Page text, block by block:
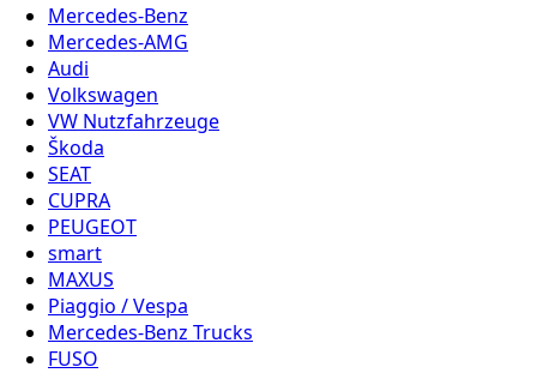
Mercedes-Benz
Mercedes-AMG
Audi
Volkswagen
VW Nutzfahrzeuge
Škoda
SEAT
CUPRA
PEUGEOT
smart
MAXUS
Piaggio / Vespa
Mercedes-Benz Trucks
FUSO